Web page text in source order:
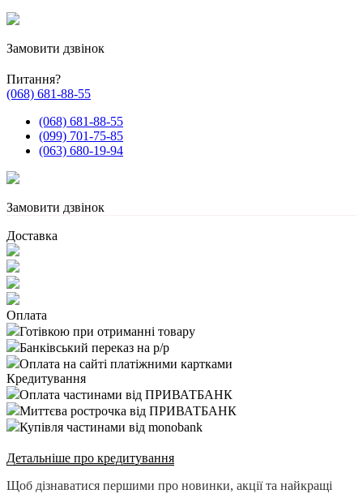
Замовити дзвінок
Питання?
(068) 681-88-55
(068) 681-88-55
(099) 701-75-85
(063) 680-19-94
Замовити дзвінок
Доставка
Оплата
Готівкою при отриманні товару
Банківський переказ на р/р
Оплата на сайті платіжними картками
Кредитування
Оплата частинами від ПРИВАТБАНК
Миттєва рострочка від ПРИВАТБАНК
Купівля частинами від monobank
Детальніше про кредитування
Щоб дізнаватися першими про новинки, акції та найкращі